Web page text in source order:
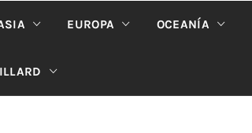
EUROPA OCEANÍA